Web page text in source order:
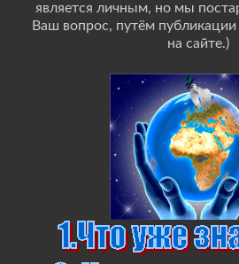
является личным, но мы
Ваш вопрос, путём
на сайте.)